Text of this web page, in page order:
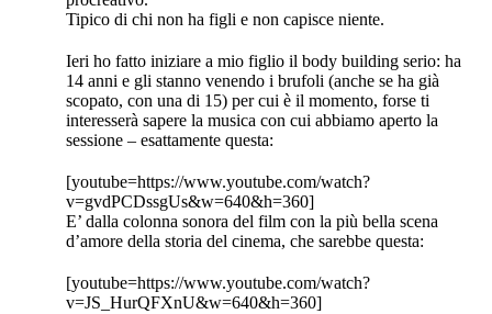
Tipico di chi non ha figli e non capisce niente.
Ieri ho fatto iniziare a mio figlio il body building serio: ha
14 anni e gli stanno venendo i brufoli (anche se ha già
scopato, con una di 15) per cui è il momento, forse ti
interesserà sapere la musica con cui abbiamo aperto la
sessione – esattamente questa:
[youtube=https://www.youtube.com/watch?
v=gvdPCDssgUs&w=640&h=360]
E’ dalla colonna sonora del film con la più bella scena
d’amore della storia del cinema, che sarebbe questa:
[youtube=https://www.youtube.com/watch?
v=JS_HurQFXnU&w=640&h=360]